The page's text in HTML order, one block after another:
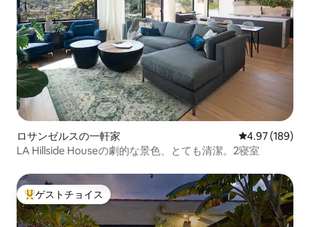
ロサンゼルスの一軒家 レビュー189
4.97 (189)
LA Hillside Houseの劇的な景色、とても清潔。2寝室
大好評のゲストチョイスです。
ゲストチョイス